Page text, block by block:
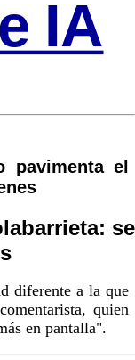
IA
pavimenta el
se
diferente a la que
quien
en pantalla".